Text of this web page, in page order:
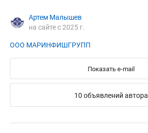
Артем Малышев
на сайте с 2025 г.
ООО МАРИНФИШГРУПП
Показать e-mail
10 объявлений автора